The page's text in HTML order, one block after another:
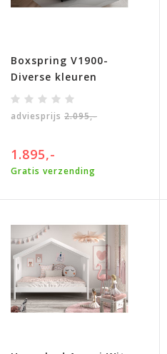
Boxspring V1900-
Diverse kleuren
adviesprijs 2.095,-
1.895,-
Gratis verzending